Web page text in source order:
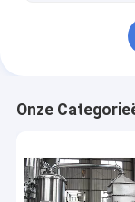
Onze